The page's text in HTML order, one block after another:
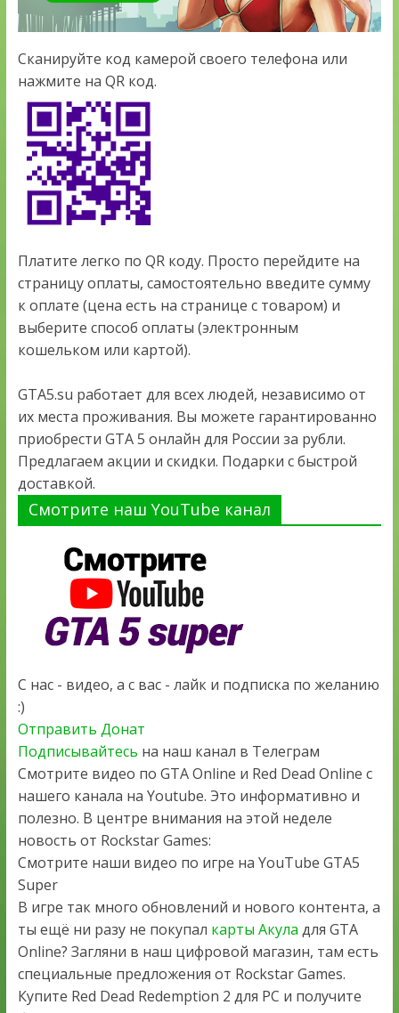
Сканируйте код камерой своего телефона или
нажмите на QR код.
Платите легко по QR коду. Просто перейдите на
страницу оплаты, самостоятельно введите сумму
к оплате (цена есть на странице с товаром) и
выберите способ оплаты (электронным
кошельком или картой).
GTA5.su работает для всех людей, независимо от
их места проживания. Вы можете гарантированно
приобрести GTA 5 онлайн для России за рубли.
Предлагаем акции и скидки. Подарки с быстрой
доставкой.
Смотрите наш YouTube канал
С нас - видео, а с вас - лайк и подписка по желанию
:)
Отправить Донат
Подписывайтесь на наш канал в Телеграм
Смотрите видео по GTA Online и Red Dead Online с
нашего канала на Youtube. Это информативно и
полезно. В центре внимания на этой неделе
новость от Rockstar Games:
Смотрите наши видео по игре на YouTube GTA5
Super
В игре так много обновлений и нового контента, а
ты ещё ни разу не покупал карты Акула для GTA
Online? Загляни в наш цифровой магазин, там есть
специальные предложения от Rockstar Games.
Купите Red Dead Redemption 2 для PC и получите